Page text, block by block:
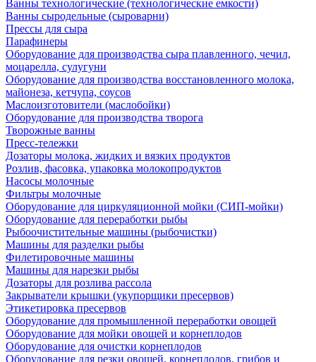
Ванны технологические (технологические емкости)
Ванны сыродельные (сыроварни)
Прессы для сыра
Парафинеры
Оборудование для производства сыра плавленного, чечил,
моцарелла, сулугуни
Оборудование для производства восстановленного молока,
майонеза, кетчупа, соусов
Маслоизготовители (маслобойки)
Оборудование для производства творога
Творожные ванны
Пресс-тележки
Дозаторы молока, жидких и вязких продуктов
Розлив, фасовка, упаковка молокопродуктов
Насосы молочные
Фильтры молочные
Оборудование для циркуляционной мойки (СИП-мойки)
Оборудование для переработки рыбы
Рыбоочистительные машины (рыбочистки)
Машины для разделки рыбы
Филетировочные машины
Машины для нарезки рыбы
Дозаторы для розлива рассола
Закрыватели крышки (укупорщики пресервов)
Этикетировка пресервов
Оборудование для промышленной переработки овощей
Оборудование для мойки овощей и корнеплодов
Оборудование для очистки корнеплодов
Оборудование для резки овощей, корнеплодов, грибов и